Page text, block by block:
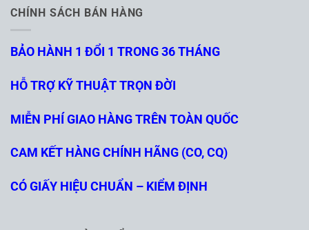
CHÍNH SÁCH BÁN HÀNG
BẢO HÀNH 1 ĐỔI 1 TRONG 36 THÁNG
HỖ TRỢ KỸ THUẬT TRỌN ĐỜI
MIỄN PHÍ GIAO HÀNG TRÊN TOÀN QUỐC
CAM KẾT HÀNG CHÍNH HÃNG (CO, CQ)
CÓ GIẤY HIỆU CHUẨN – KIỂM ĐỊNH